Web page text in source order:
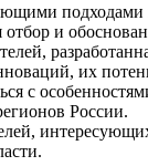
и
их
с
России.